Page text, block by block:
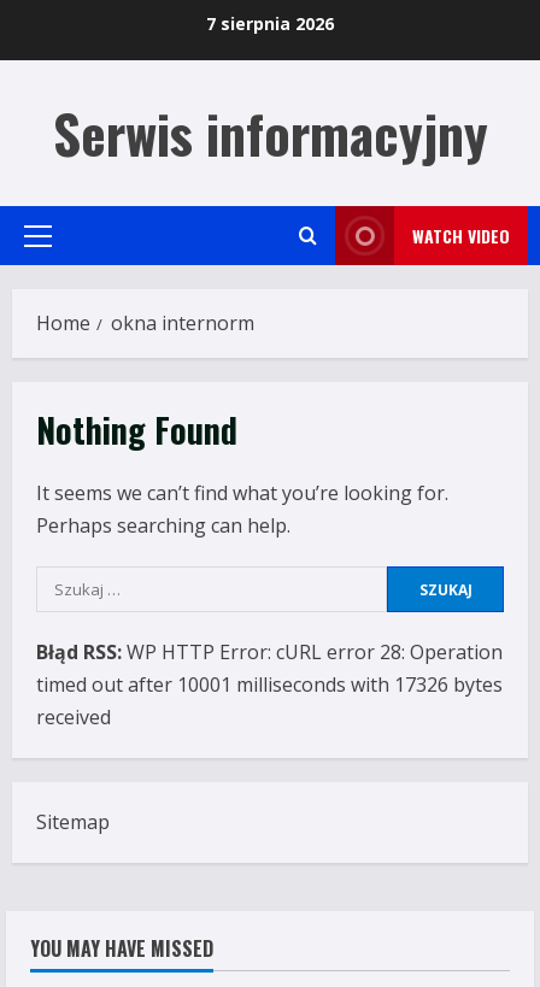
7 sierpnia 2026
Serwis informacyjny
Primary
WATCH VIDEO
Home okna internorm
Nothing Found
It seems we can’t find what you’re looking for.
Perhaps searching can help.
Szukaj:
Błąd RSS:WP HTTP Error: cURL error 28: Operation
timed out after 10001 milliseconds with 17326 bytes
received
Sitemap
YOU MAY HAVE MISSED